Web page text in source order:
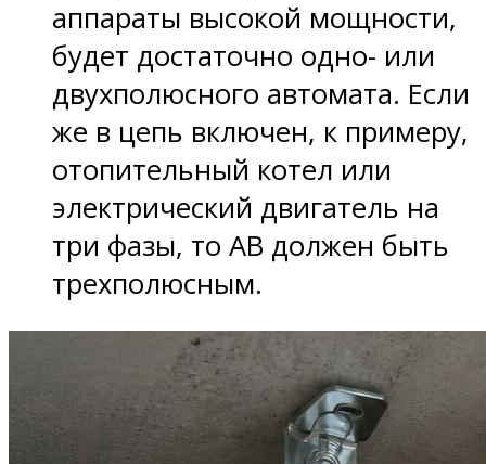
аппараты высокой мощности,
будет достаточно одно- или
двухполюсного автомата. Если
же в цепь включен, к примеру,
отопительный котел или
электрический двигатель на
три фазы, то АВ должен быть
трехполюсным.